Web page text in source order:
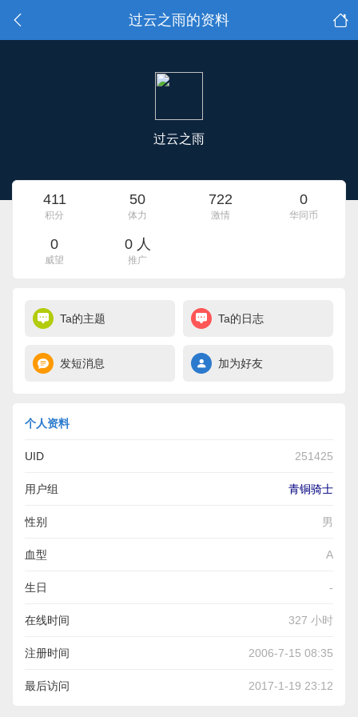
过云之雨的资料
过云之雨
411
积分
50
体力
722
激情
0
华同币
0
威望
0 人
推广
Ta的主题 Ta的日志
发短消息 加为好友
个人资料
UID 251425
用户组 青铜骑士
性别 男
血型 A
生日 -
在线时间 327 小时
注册时间 2006-7-15 08:35
最后访问 2017-1-19 23:12